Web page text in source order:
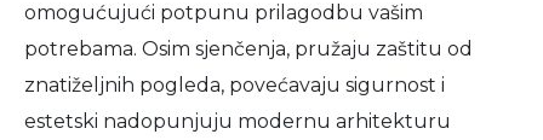
omogućujući potpunu prilagodbu vašim
potrebama. Osim sjenčenja, pružaju zaštitu od
znatiželjnih pogleda, povećavaju sigurnost i
estetski nadopunjuju modernu arhitekturu